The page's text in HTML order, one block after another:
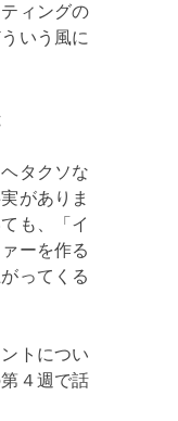
ィングの
いう風に
タクソな
がありま
も、「イ
ーを作る
ってくる
トについ
４週で話